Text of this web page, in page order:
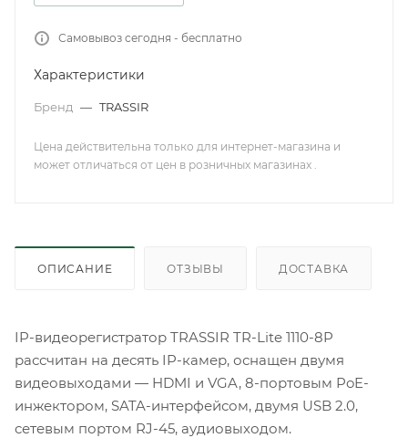
Самовывоз сегодня - бесплатно
Характеристики
Бренд — TRASSIR
Цена действительна только для интернет-магазина и
может отличаться от цен в розничных магазинах .
ОПИСАНИЕ ОТЗЫВЫ ДОСТАВКА
IP-видеорегистратор TRASSIR TR-Lite 1110-8P
рассчитан на десять IP-камер, оснащен двумя
видеовыходами — HDMI и VGA, 8-портовым PoE-
инжектором, SATA-интерфейсом, двумя USB 2.0,
сетевым портом RJ-45, аудиовыходом.